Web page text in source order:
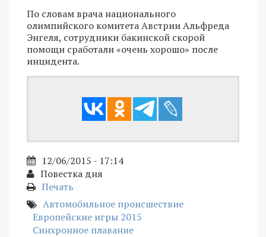
По словам врача национального
олимпийского комитета Австрии Альфреда
Энгеля, сотрудники бакинской скорой
помощи сработали «очень хорошо» после
инцидента.
12/06/2015 - 17:14
Повестка дня
Печать
Автомобильное происшествие
Европейские игры 2015
Синхронное плавание